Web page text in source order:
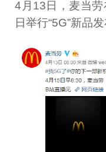
4月13日，麦当
日举行“5G”新品发